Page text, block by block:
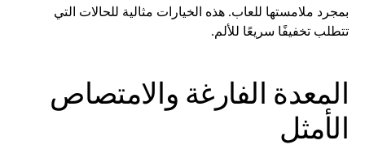
بمجرد ملامستها للعاب. هذه الخيارات مثالية للحالات التي
تتطلب تخفيفًا سريعًا للألم.
المعدة الفارغة والامتصاص
الأمثل